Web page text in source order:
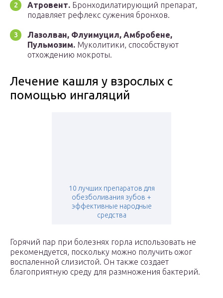
Атровент. Бронходилатирующий препарат,
подавляет рефлекс сужения бронхов.
Лазолван, Флуимуцил, Амбробене,
Пульмозим. Муколитики, способствуют
отхождению мокроты.
Лечение кашля у взрослых с
помощью ингаляций
10 лучших препаратов для
обезболивания зубов +
эффективные народные
средства
Горячий пар при болезнях горла использовать не
рекомендуется, поскольку можно получить ожог
воспаленной слизистой. Он также создает
благоприятную среду для размножения бактерий.